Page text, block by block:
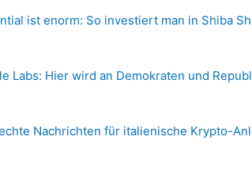
ist enorm: So investiert man in Shiba
Labs: Hier wird an Demokraten und
Nachrichten für italienische Krypto-